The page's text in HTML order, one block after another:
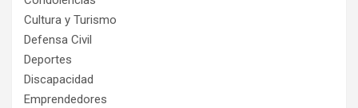
Cultura y Turismo
Defensa Civil
Deportes
Discapacidad
Emprendedores